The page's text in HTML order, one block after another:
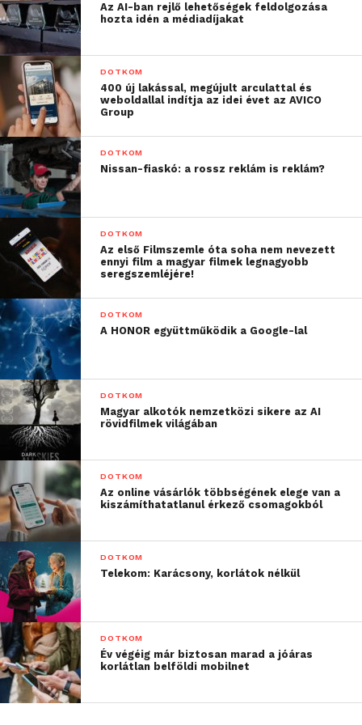
számára, akik célja, hogy egyes weboldalakat
előrejuttassanak a keresőmotorok találati listáján –
írja azite.hu.
A mostani adatokból a Yandex 1922 rangsorolási
szignálja került napvilágra, amiből látható az is, hogy
bizonyos weboldalak, így például a Wikipédia előnyt
élvez más weboldalakkal szemben.
Forrás:ITE
További friss híreket talál a
Csatlakozzon hozzánk aFacebookonis!
Az AI-ban rejlő lehetőségek feldolgozása
hozta idén a médiadíjakat
DOTKOM
400 új lakással, megújult arculattal és
weboldallal indítja az idei évet az AVICO
Group
DOTKOM
Nissan-fiaskó: a rossz reklám is reklám?
DOTKOM
Az első Filmszemle óta soha nem nevezett
ennyi film a magyar filmek legnagyobb
seregszemléjére!
DOTKOM
A HONOR együttműködik a Google-lal
DOTKOM
Magyar alkotók nemzetközi sikere az AI
rövidfilmek világában
DOTKOM
Az online vásárlók többségének elege van a
kiszámíthatatlanul érkező csomagokból
DOTKOM
Telekom: Karácsony, korlátok nélkül
DOTKOM
Év végéig már biztosan marad a jóáras
korlátlan belföldi mobilnet